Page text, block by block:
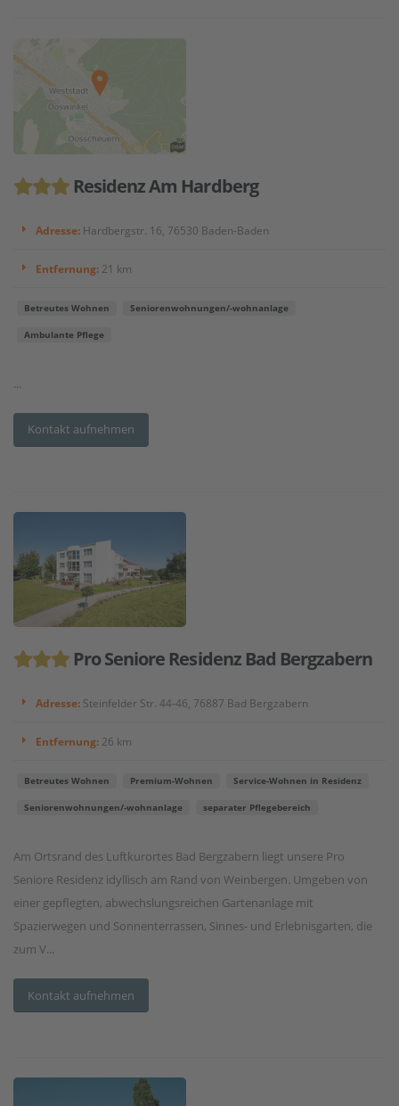
Residenz Am Hardberg
Adresse: Hardbergstr. 16, 76530 Baden-Baden
Entfernung: 21 km
Betreutes Wohnen Seniorenwohnungen/-wohnanlage
Ambulante Pflege
...
Kontakt aufnehmen
Pro Seniore Residenz Bad Bergzabern
Adresse: Steinfelder Str. 44-46, 76887 Bad Bergzabern
Entfernung: 26 km
Betreutes Wohnen Premium-Wohnen Service-Wohnen in Residenz
Seniorenwohnungen/-wohnanlage separater Pflegebereich
Am Ortsrand des Luftkurortes Bad Bergzabern liegt unsere Pro
Seniore Residenz idyllisch am Rand von Weinbergen. Umgeben von
einer gepflegten, abwechslungsreichen Gartenanlage mit
Spazierwegen und Sonnenterrassen, Sinnes- und Erlebnisgarten, die
zum V...
Kontakt aufnehmen